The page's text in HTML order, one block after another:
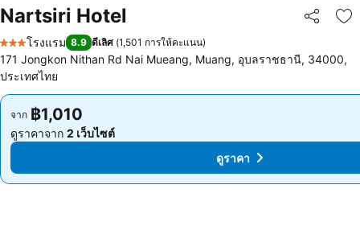
Nartsiri Hotel แชร์
เ
3 ดาว
โรงแรม 8.9 ดีเลิศ (1,501 การให้คะแนน)
171 Jongkon Nithan Rd Nai Mueang, Muang, อุบลราชธานี, 34000,
ประเทศไทย
จาก ฿1,010
ดูราคาจาก 2 เว็บไซต์
จาก ฿1,010
ดูราคาจาก 2 เว็บไซต์
ดูราคา